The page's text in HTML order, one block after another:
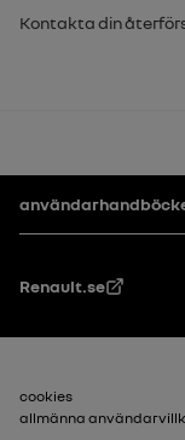
Kontakta din
Footer
Renault.se
Sidfot_2
cookies
allmänna